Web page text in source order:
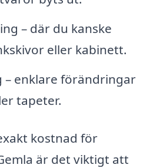
– där du kanske
eller kabinett.
– enklare förändringar
tapeter.
kostnad för
är det viktigt att